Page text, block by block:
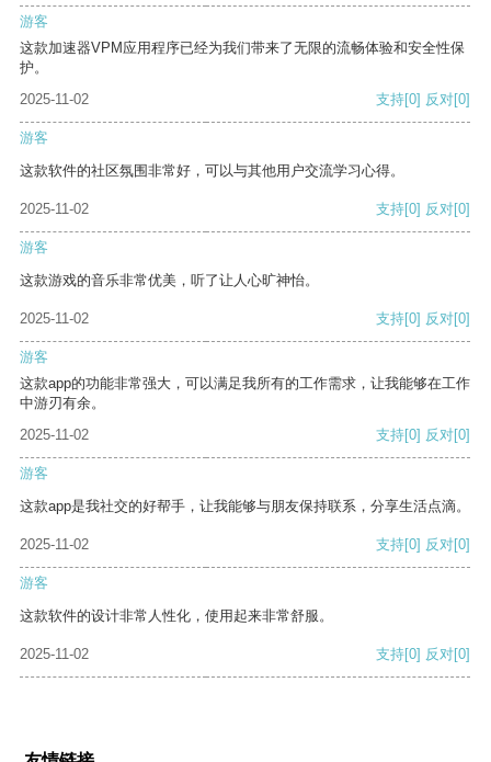
游客
这款加速器VPM应用程序已经为我们带来了无限的流畅体验和安全性保
护。
2025-11-02
支持[0] 反对[0]
游客
这款软件的社区氛围非常好，可以与其他用户交流学习心得。
2025-11-02 支持[0] 反对[0]
游客
这款游戏的音乐非常优美，听了让人心旷神怡。
2025-11-02 支持[0] 反对[0]
游客
这款app的功能非常强大，可以满足我所有的工作需求，让我能够在工作
中游刃有余。
2025-11-02
支持[0] 反对[0]
游客
这款app是我社交的好帮手，让我能够与朋友保持联系，分享生活点滴。
2025-11-02 支持[0] 反对[0]
游客
这款软件的设计非常人性化，使用起来非常舒服。
2025-11-02 支持[0] 反对[0]